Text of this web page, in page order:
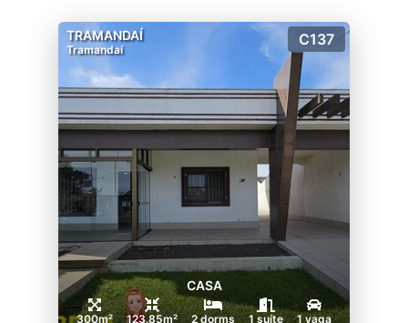
TRAMANDAÍ
Tramandaí
C137
CASA
300m² 123.85m² 2 dorms 1 suíte 1 vaga